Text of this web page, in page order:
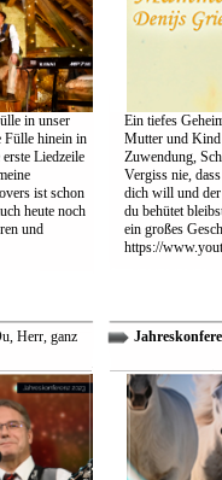
in unser
Fülle hinein in
Liedzeile
ist schon
heute noch
und
Ein tiefes
Mutter und
Zuwendung,
Vergiss nie,
dich will und der
du behütet
ein großes
https://
Herr, ganz